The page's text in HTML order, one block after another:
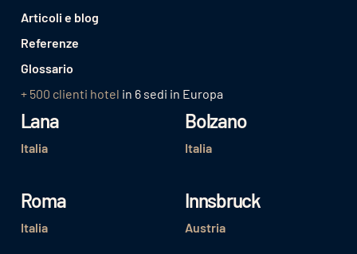
Articoli e blog
Referenze
Glossario
+ 500 clienti hotel in 6 sedi in Europa
Lana
Italia
Bolzano
Italia
Roma
Italia
Innsbruck
Austria